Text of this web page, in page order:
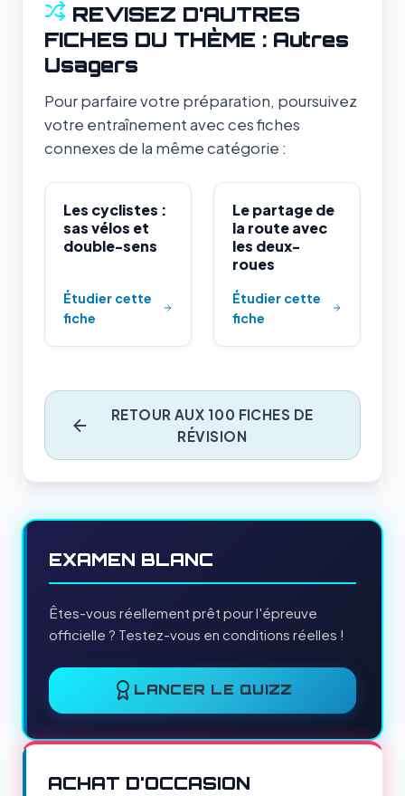
REVISEZ D'AUTRES
FICHES DU THÈME : Autres
Usagers
Pour parfaire votre préparation, poursuivez
votre entraînement avec ces fiches
connexes de la même catégorie :
Les cyclistes :
sas vélos et
double-sens
Étudier cette
fiche
Le partage de
la route avec
les deux-
roues
Étudier cette
fiche
RETOUR AUX 100 FICHES DE
RÉVISION
EXAMEN BLANC
Êtes-vous réellement prêt pour l'épreuve
officielle ? Testez-vous en conditions réelles !
LANCER LE QUIZZ
ACHAT D'OCCASION